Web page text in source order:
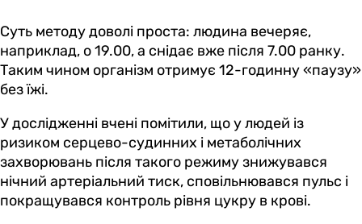
Суть методу доволі проста: людина вечеряє,
наприклад, о 19.00, а снідає вже після 7.00 ранку.
Таким чином організм отримує 12-годинну «паузу»
без їжі.
У дослідженні вчені помітили, що у людей із
ризиком серцево-судинних і метаболічних
захворювань після такого режиму знижувався
нічний артеріальний тиск, сповільнювався пульс і
покращувався контроль рівня цукру в крові.